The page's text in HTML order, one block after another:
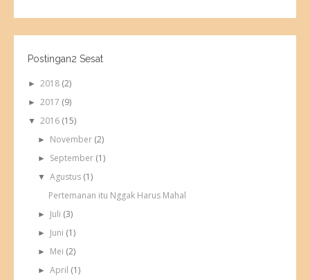
Postingan2 Sesat
► 2018 (2)
► 2017 (9)
▼ 2016 (15)
► November (2)
► September (1)
▼Agustus (1)
Pertemanan itu Nggak Harus Mahal
► Juli (3)
► Juni (1)
► Mei (2)
►April (1)